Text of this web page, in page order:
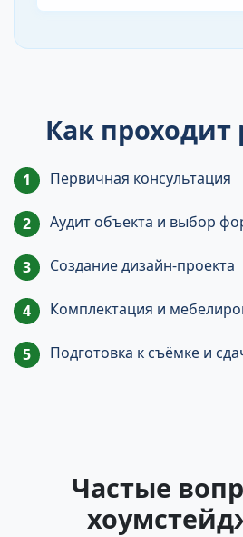
Как проходит
Первичная консультация
Аудит объекта и выбор
Создание дизайн-проекта
Комплектация и
Подготовка к съёмке и
Частые